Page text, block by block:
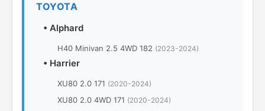
TOYOTA
• Alphard
H40 Minivan 2.5 4WD 182 (2023-2024)
• Harrier
XU80 2.0 171 (2020-2024)
XU80 2.0 4WD 171 (2020-2024)